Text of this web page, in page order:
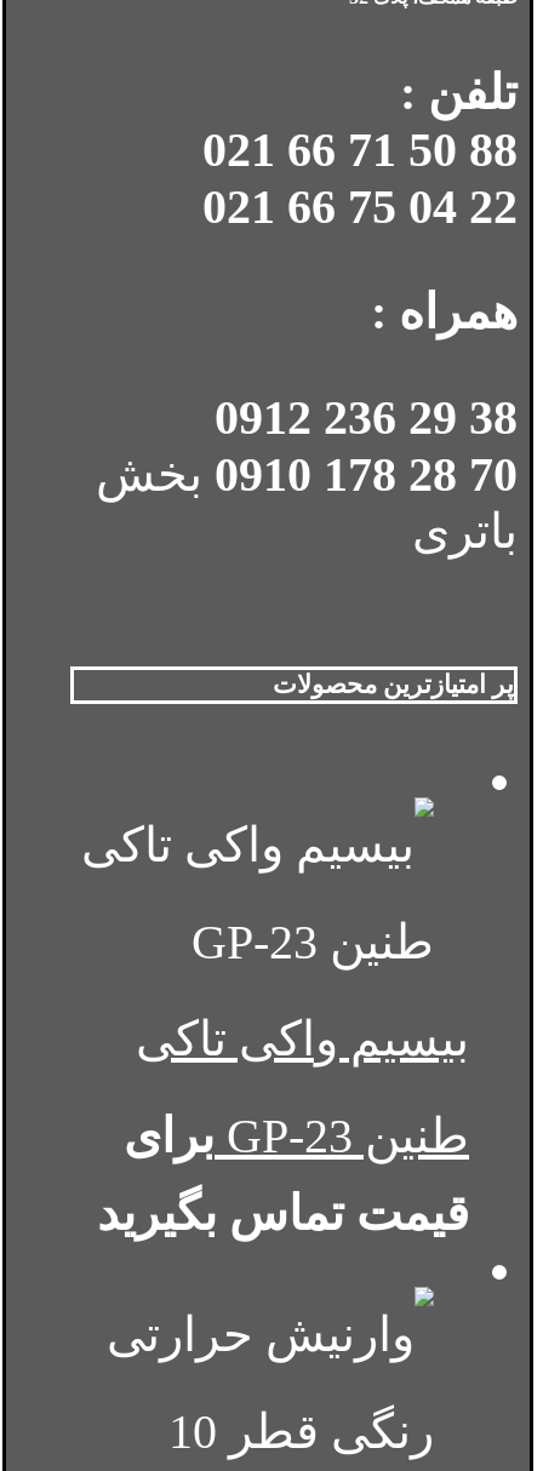
تلفن :
88 50 71 66 021
22 04 75 66 021
همراه :
38 29 236 0912
70 28 178 0910
بخش
باتری
پر امتیازترین محصولات
بیسیم واکی تاکی
طنین GP-23
برای
قیمت تماس بگیرید